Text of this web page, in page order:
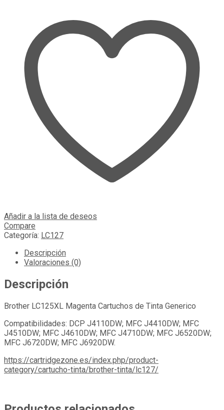
Añadir a la lista de deseos
Compare
Categoría: LC127
Descripción
Valoraciones (0)
Descripción
Brother LC125XL Magenta Cartuchos de Tinta Generico
Compatibilidades: DCP J4110DW; MFC J4410DW; MFC
J4510DW; MFC J4610DW; MFC J4710DW; MFC J6520DW;
MFC J6720DW; MFC J6920DW.
https://cartridgezone.es/index.php/product-
category/cartucho-tinta/brother-tinta/lc127/